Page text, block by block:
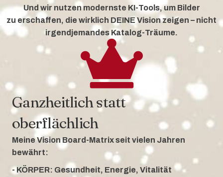
Und wir nutzen modernste KI-Tools, um Bilder
zu erschaffen, die wirklich DEINE Vision zeigen – nicht
irgendjemandesKatalog-Träume.
Ganzheitlich statt
oberflächlich
Meine Vision Board-Matrix seit vielen Jahren
bewährt:
- KÖRPER: Gesundheit, Energie, Vitalität